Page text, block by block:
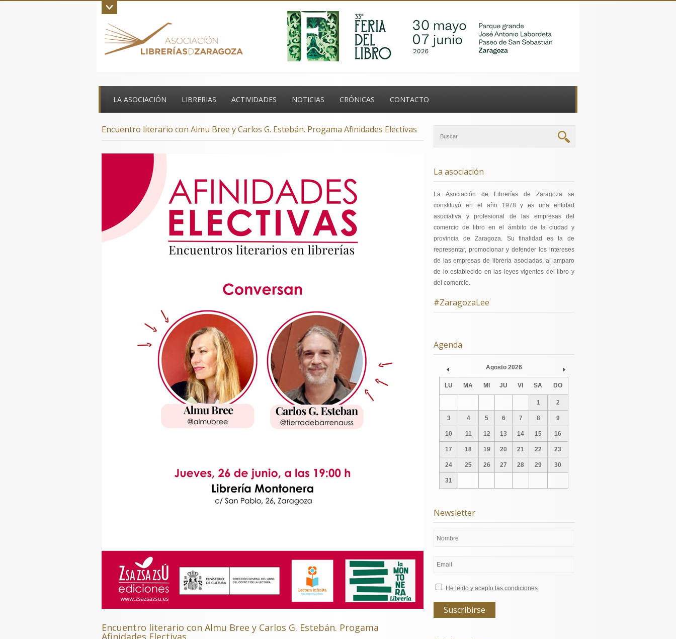
Inicio La asociación Aviso legal Contacto
LA ASOCIACIÓN LIBRERIAS ACTIVIDADES NOTICIAS CRÓNICAS CONTACTO
Encuentro literario con Almu Bree y Carlos G. Estebán. Progama Afinidades Electivas
Encuentro literario con Almu Bree y Carlos G. Estebán. Progama
Afinidades Electivas
La asociación
La Asociación de Librerías de Zaragoza se
constituyó en el año 1978 y es una entidad
asociativa y profesional de las empresas del
comercio de libro en el ámbito de la ciudad y
provincia de Zaragoza. Su finalidad es la de
representar, promocionar y defender los intereses
de las empresas de librería asociadas, al amparo
de lo establecido en las leyes vigentes del libro y
del comercio.
#ZaragozaLee
Agenda
Agosto 2026
LU MA MI JU VI SA DO
1 2
3 4 5 6 7 8 9
10 11 12 13 14 15 16
17 18 19 20 21 22 23
24 25 26 27 28 29 30
31
Newsletter
He leido y acepto las condiciones